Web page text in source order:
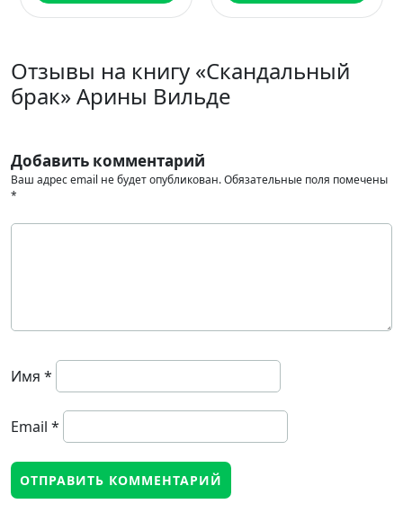
Отзывы на книгу «Скандальный
брак» Арины Вильде
Добавить комментарий
Ваш адрес email не будет опубликован.Обязательные поля помечены
*
Имя *
Email *